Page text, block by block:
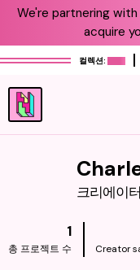
We're partnering
acquire
컬렉션:
크리에이터
1
총 프로젝트 수 Creator